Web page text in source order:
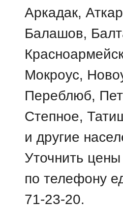
Аркадак,
Балашов,
Мокроус,
Переблюб,
Степное,
и другие
Уточнить
по телефону
71-23-20.